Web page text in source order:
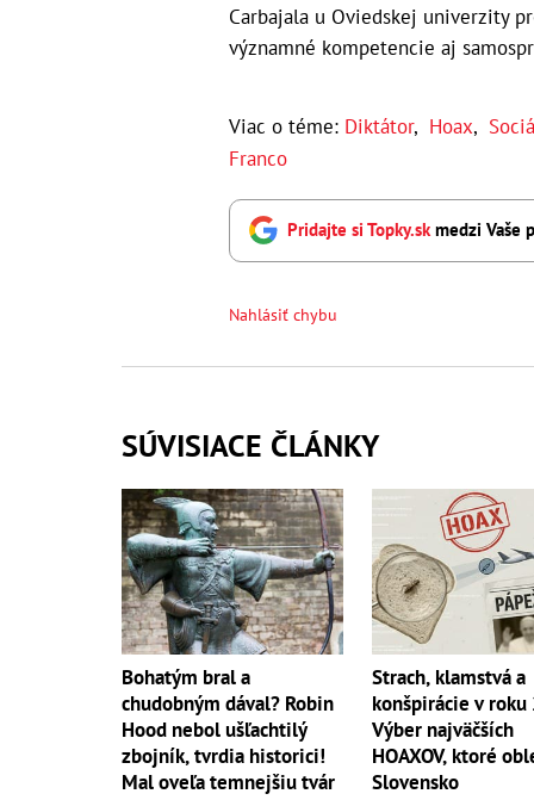
Carbajala u Oviedskej univerzity
významné kompetencie aj
Viac o téme: Diktátor, Hoax,
Franco
Pridajte si Topky.skmedzi Vaše
Nahlásiť chybu
SÚVISIACE ČLÁNKY
Bohatým bral a
chudobným dával? Robin
Hood nebol ušľachtilý
zbojník, tvrdia historici!
Mal oveľa temnejšiu tvár
Strach, klamstvá a
konšpirácie v
Výber najväčších
HOAXOV, ktoré
Slovensko